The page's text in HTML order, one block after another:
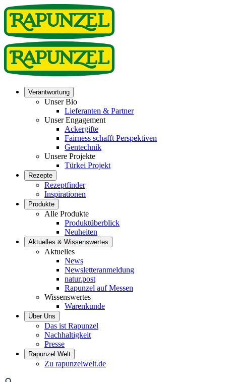
Verantwortung
Unser Bio
Lieferanten & Partner
Unser Engagement
Ackergifte
Fairness schafft Perspektiven
Gentechnik
Unsere Projekte
Türkei Projekt
Rezepte
Rezeptfinder
Inspirationen
Produkte
Alle Produkte
Produktüberblick
Neuheiten
Aktuelles & Wissenswertes
Aktuelles
News
Newsletteranmeldung
natur.post
Rapunzel auf Messen
Wissenswertes
Warenkunde
Über Uns
Das ist Rapunzel
Nachhaltigkeit
Presse
Rapunzel Welt
Zu rapunzelwelt.de